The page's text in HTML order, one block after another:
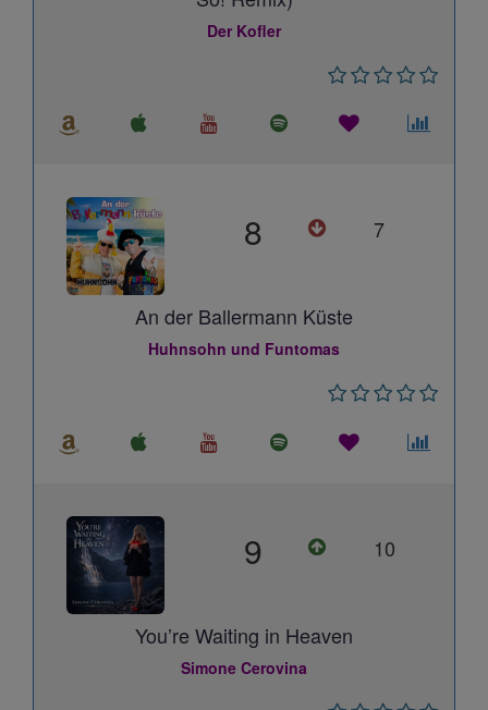
Der Kofler
8 7
An der Ballermann Küste
Huhnsohn und Funtomas
9 10
You’re Waiting in Heaven
Simone Cerovina